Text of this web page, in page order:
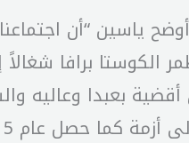
ياسين “أن
الكوستا برافا
أقضية بعبدا وعاليه